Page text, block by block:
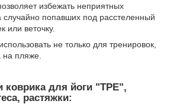
избежать неприятных
попавших под расстеленный
или веточку.
не только для тренировок,
на пляже.
коврика для йоги "ТРЕ",
растяжки: